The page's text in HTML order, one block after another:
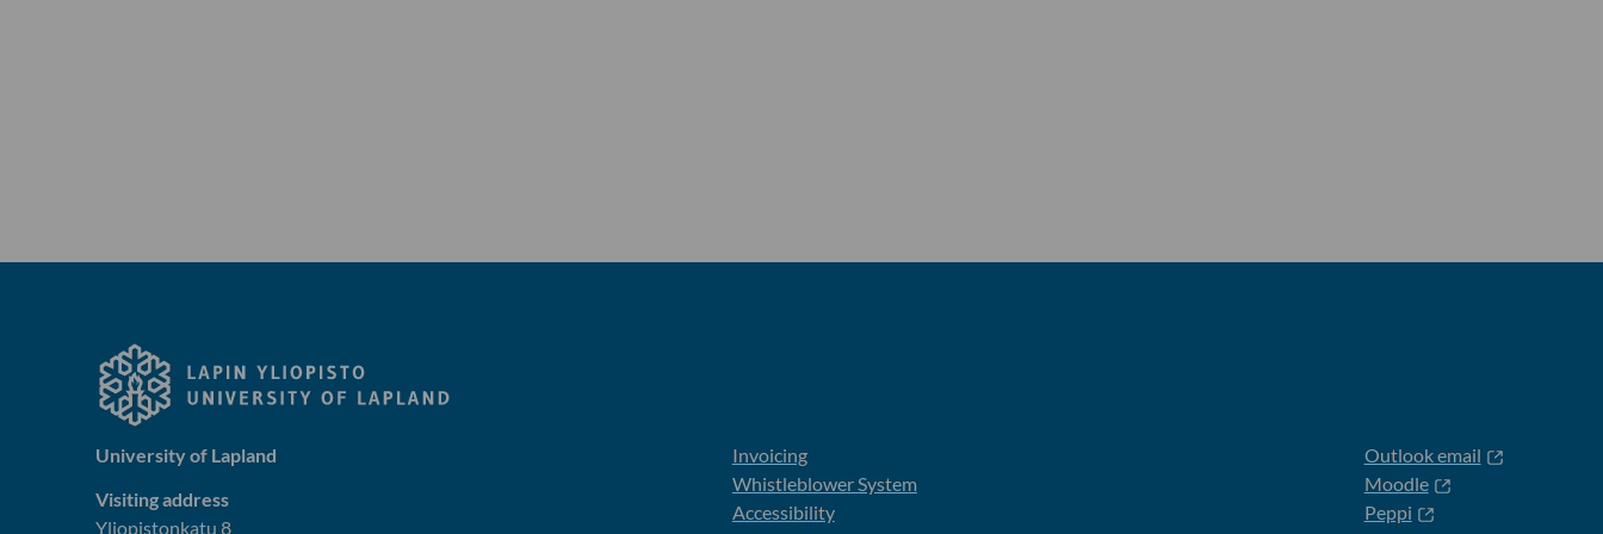
University of Lapland
Visiting address
Yliopistonkatu 8
Invoicing
Whistleblower System
Accessibility
Outlook email
Moodle
Peppi